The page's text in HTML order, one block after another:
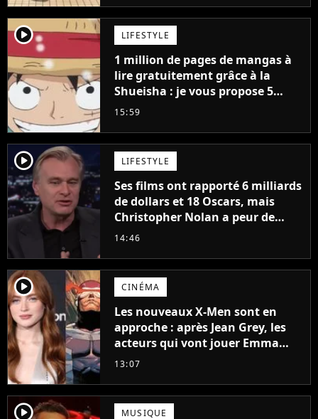
player2 LIFESTYLE
1 million de pages de mangas à
lire gratuitement grâce à la
Shueisha : je vous propose 5
mangas jamais sortis en France
15:59
player2 LIFESTYLE
Ses films ont rapporté 6 milliards
de dollars et 18 Oscars, mais
Christopher Nolan a peur de
tourner un genre de films très
14:46
player2 CINÉMA
Les nouveaux X-Men sont en
approche : après Jean Grey, les
acteurs qui vont jouer Emma
Frost et Cyclope trouvés !
13:07
player2 MUSIQUE